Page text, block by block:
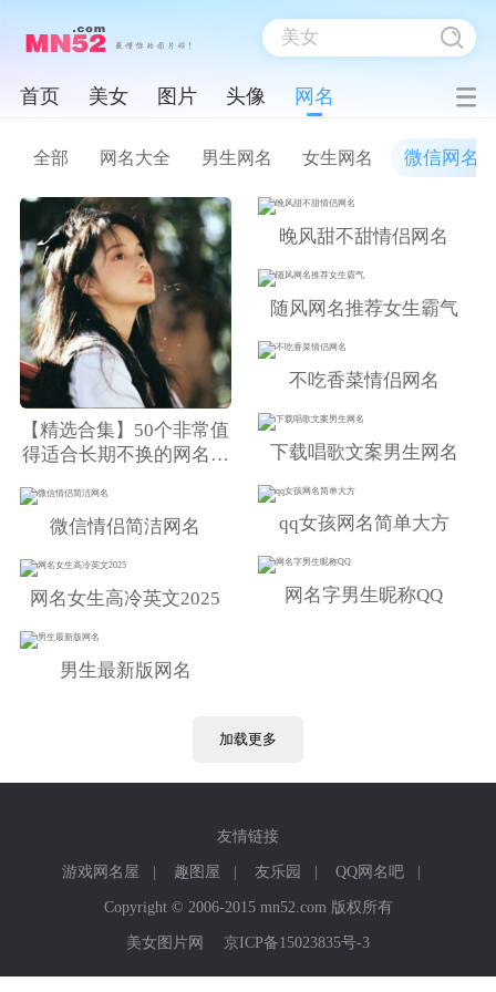
首页 美女 图片 头像 网名
全部 网名大全 男生网名 女生网名 微信网名
【精选合集】50个非常值
得适合长期不换的网名，
微信情侣简洁网名
网名女生高冷英文2025
男生最新版网名
晚风甜不甜情侣网名
随风网名推荐女生霸气
不吃香菜情侣网名
下载唱歌文案男生网名
qq女孩网名简单大方
网名字男生昵称QQ
加载更多
友情链接
游戏网名屋
| 趣图屋 | 友乐园 | QQ网名吧
|
Copyright © 2006-2015 mn52.com 版权所有
美女图片网
京ICP备15023835号-3